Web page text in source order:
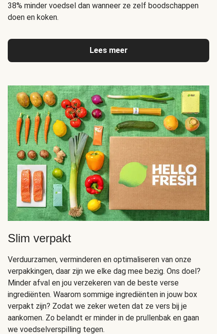
38% minder voedsel dan wanneer ze zelf boodschappen
doen en koken.
Lees meer
Slim verpakt
Verduurzamen, verminderen en optimaliseren van onze
verpakkingen, daar zijn we elke dag mee bezig. Ons doel?
Minder afval en jou verzekeren van de beste verse
ingrediënten. Waarom sommige ingrediënten in jouw box
verpakt zijn? Zodat we zeker weten dat ze vers bij je
aankomen. Zo belandt er minder in de prullenbak en gaan
we voedselverspilling tegen.